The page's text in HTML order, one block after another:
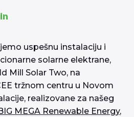
uspešnu instalaciju i
solarne elektrane,
Mill Solar Two, na
tržnom centru u Novom
realizovane za našeg
MEGA Renewable Energy,